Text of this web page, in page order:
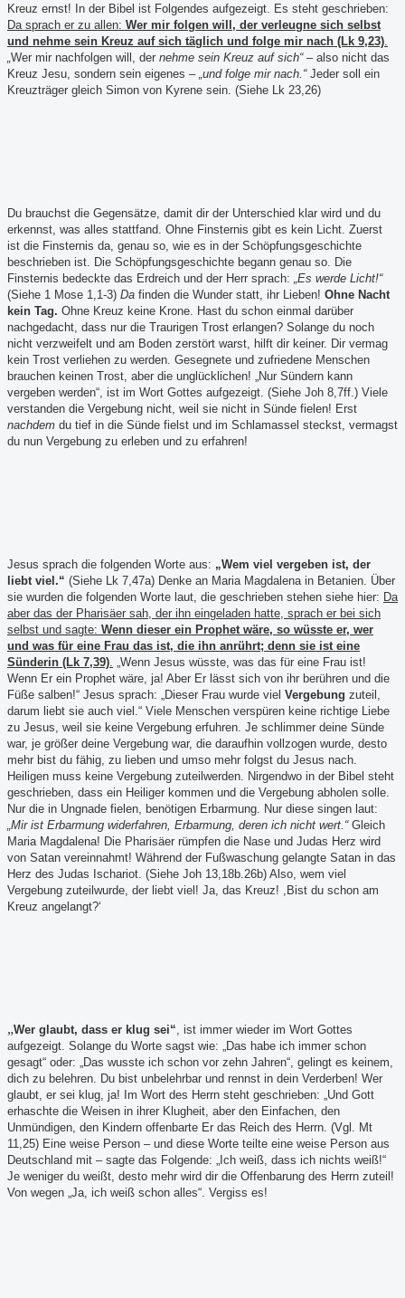
Kreuz ernst! In der Bibel ist Folgendes aufgezeigt.
Es steht geschrieben:
Da sprach er zu allen: Wer mir folgen will, der verleugne sich selbst
und nehme sein Kreuz auf sich täglich und folge mir nach (Lk 9,23)
Wer mir nachfolgen will, der nehme sein Kreuz auf sich“ – also nicht das
Kreuz Jesu, sondern sein eigenes – „und folge mir nach.“Jeder soll ein
Kreuzträger gleich Simon von Kyrene sein. (Siehe Lk 23,26)
Du brauchst die Gegensätze, damit dir der Unterschied klar wird und du
erkennst, was alles stattfand. Ohne Finsternis gibt es kein Licht. Zuerst
ist die Finsternis da, genau so, wie es in der Schöpfungsgeschichte
beschrieben ist. Die Schöpfungsgeschichte begann genau so. Die
Finsternis bedeckte das Erdreich und der Herr sprach: „Es werde Licht!“
(Siehe 1 Mose 1,1-3) Da finden die Wunder statt, ihr Lieben! Ohne Nacht
kein Tag. Ohne Kreuz keine Krone. Hast du schon einmal darüber
nachgedacht, dass nur die Traurigen Trost erlangen? Solange du noch
nicht verzweifelt und am Boden zerstört warst, hilft dir keiner. Dir vermag
kein Trost verliehen zu werden. Gesegnete und zufriedene Menschen
brauchen keinen Trost, aber die unglücklichen! „Nur Sündern kann
vergeben werden“, ist im Wort Gottes aufgezeigt. (Siehe Joh 8,7ff.) Viele
verstanden die Vergebung nicht, weil sie nicht in Sünde fielen! Erst
nachdem du tief in die Sünde fielst und im Schlamassel steckst, vermagst
du nun Vergebung zu erleben und zu erfahren!
Jesus sprach die folgenden Worte aus: „Wem viel vergeben ist, der
liebt viel.“ (Siehe Lk 7,47a) Denke an Maria Magdalena in Betanien. Über
sie wurden die folgenden Worte laut, die geschrieben stehen siehe hier: Da
aber das der Pharisäer sah, der ihn eingeladen hatte, sprach er bei sich
selbst und sagte: Wenn dieser ein Prophet wäre, so wüsste er, wer
und was für eine Frau das ist, die ihn anrührt; denn sie ist eine
Sünderin (Lk 7,39)
„Wenn Jesus wüsste, was das für eine Frau ist!
Wenn Er ein Prophet wäre, ja! Aber Er lässt sich von ihr berühren und die
Füße salben!“ Jesus sprach: „Dieser Frau wurde viel Vergebung zuteil,
darum liebt sie auch viel.“ Viele Menschen verspüren keine richtige Liebe
zu Jesus, weil sie keine Vergebung erfuhren. Je schlimmer deine Sünde
war, je größer deine Vergebung war, die daraufhin vollzogen wurde, desto
mehr bist du fähig, zu lieben und umso mehr folgst du Jesus nach.
Heiligen muss keine Vergebung zuteilwerden. Nirgendwo in der Bibel steht
geschrieben, dass ein Heiliger kommen und die Vergebung abholen solle.
Nur die in Ungnade fielen, benötigen Erbarmung. Nur diese singen laut:
„Mir ist Erbarmung widerfahren, Erbarmung, deren ich nicht wert.“Gleich
Maria Magdalena! Die Pharisäer rümpfen die Nase und Judas Herz wird
von Satan vereinnahmt! Während der Fußwaschung gelangte Satan in das
Herz des Judas Ischariot. (Siehe Joh 13,18b.26b) Also, wem viel
Vergebung zuteilwurde, der liebt viel! Ja, das Kreuz! ,Bist du schon am
Kreuz angelangt?‘
„Wer glaubt, dass er klug sei“ , ist immer wieder im Wort Gottes
aufgezeigt. Solange du Worte sagst wie: „Das habe ich immer schon
gesagt“ oder: „Das wusste ich schon vor zehn Jahren“, gelingt es keinem,
dich zu belehren. Du bist unbelehrbar und rennst in dein Verderben! Wer
glaubt, er sei klug, ja! Im Wort des Herrn steht geschrieben: „Und Gott
erhaschte die Weisen in ihrer Klugheit, aber den Einfachen, den
Unmündigen, den Kindern offenbarte Er das Reich des Herrn. (Vgl. Mt
11,25) Eine weise Person – und diese Worte teilte eine weise Person aus
Deutschland mit – sagte das Folgende: „Ich weiß, dass ich nichts weiß!“
Je weniger du weißt, desto mehr wird dir die Offenbarung des Herrn zuteil!
Von wegen „Ja, ich weiß schon alles“. Vergiss es!